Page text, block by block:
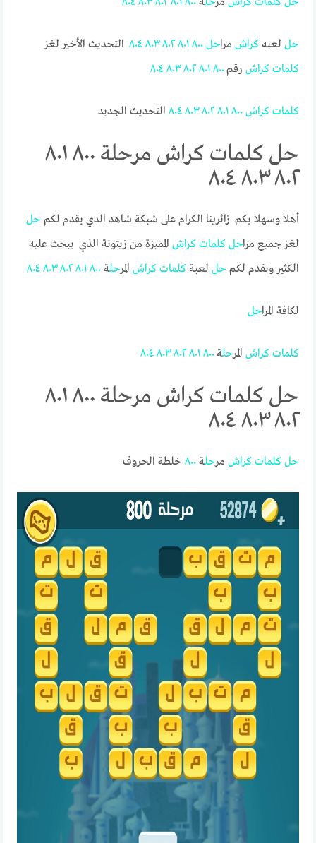
حل لعبهكراش مراحل ٨٠٠ ٨٠١ ٨٠٢ ٨٠٣ ٨٠٤ التحديث الأخير لغز
كلمات كراش رقم٨٠٠ ٨٠١ ٨٠٢ ٨٠٣ ٨٠٤
كلمات كراش ٨٠٠ ٨٠١ ٨٠٢ ٨٠٣ ٨٠٤ التحديث الجديد
حل كلمات كراش مرحلة ٨٠٠ ٨٠١
٨٠٢ ٨٠٣ ٨٠٤
أهلا وسهلا بكم زائرينا الكرام على شبكة شاهد الذي يقدم لكم حل
لغز جميع مراحل كلمات كراش المميزة من زيتونة الذي يبحث عليه
الكثير ونقدم لكم حل لعبةكلمات كراش المرحلة٨٠٠ ٨٠١ ٨٠٢ ٨٠٣ ٨٠٤
لكافة المراحل
كلمات كراش المرحلة٨٠٠ ٨٠١ ٨٠٢ ٨٠٣ ٨٠٤
حل كلمات كراش مرحلة ٨٠٠ ٨٠١
٨٠٢ ٨٠٣ ٨٠٤
حل كلمات كراش مرحلة٨٠٠ خلطة الحروف